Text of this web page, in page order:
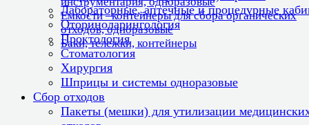
Емкости –контейнеры для сбора органических
отходов, одноразовые
Баки, тележки, контейнеры
Лабораторные, аптечные и процедурные
Оториноларингология
Проктология
Стоматология
Хирургия
Шприцы и системы одноразовые
Сбор отходов
Пакеты (мешки) для утилизации